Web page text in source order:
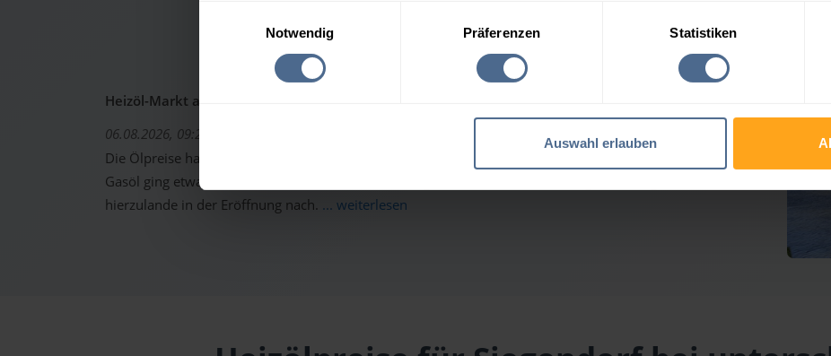
Notwendig
Präferenzen Statistiken
Auswahl erlauben
Heizöl-Markt aktuell: Ölpreise erholen sich - Heizölpreise geben weiter nach
06.08.2026, 09:22 Uhr
Die Ölpreise haben sich gestern von den starken Verlusten der Vortage erholt. Rohöl tendierte seitwärts,
Gasöl ging etwas höher aus dem Handel. Trotzdem geben die Heizöl-Notierungen für Siegendorf
hierzulande in der Eröffnung nach. ... weiterlesen